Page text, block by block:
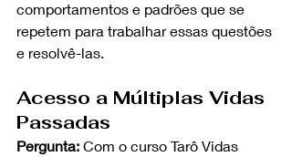
comportamentos e padrões que se
repetem para trabalhar essas questões
e resolvê-las.
Acesso a Múltiplas Vidas
Passadas
Pergunta: Com o curso Tarô Vidas